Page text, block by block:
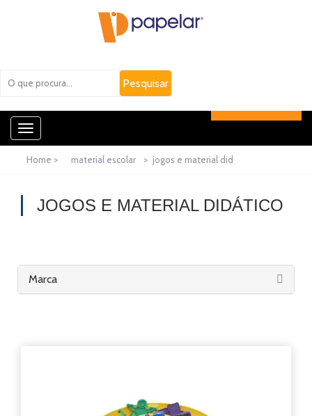
Toggle
navigation
Home > material escolar > jogos e material did
JOGOS E MATERIAL DIDÁTICO
Marca